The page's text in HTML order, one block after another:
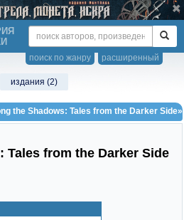
расширенный
поиск по жанру
издания (2)
the Shadows: Tales from the Darker Side»
Tales from the Darker Side